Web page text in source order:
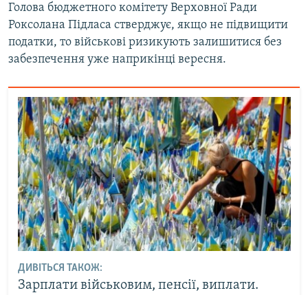
Голова бюджетного комітету Верховної Ради
Роксолана Підласа стверджує, якщо не підвищити
податки, то військові ризикують залишитися без
забезпечення уже наприкінці вересня.
ДИВІТЬСЯ ТАКОЖ:
Зарплати військовим, пенсії, виплати.